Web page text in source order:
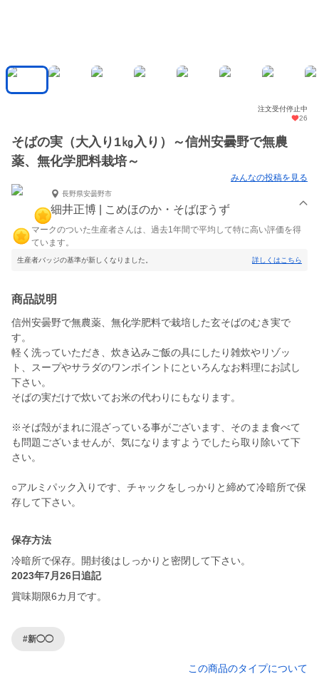
注文受付停止中
26
そばの実（大入り1㎏入り）～信州安曇野で無農
薬、無化学肥料栽培～
みんなの投稿を見る
長野県安曇野市
細井正博 | こめほのか・そばぼうず
マークのついた生産者さんは、過去1年間で平均して特に高い評価を得
ています。
生産者バッジの基準が新しくなりました。 詳しくはこちら
商品説明
信州安曇野で無農薬、無化学肥料で栽培した玄そばのむき実で
す。
軽く洗っていただき、炊き込みご飯の具にしたり雑炊やリゾッ
ト、スープやサラダのワンポイントにといろんなお料理にお試し
下さい。
そばの実だけで炊いてお米の代わりにもなります。
※そば殻がまれに混ざっている事がございます、そのまま食べて
も問題ございませんが、気になりますようでしたら取り除いて下
さい。
○アルミパック入りです、チャックをしっかりと締めて冷暗所で保
存して下さい。
保存方法
冷暗所で保存。開封後はしっかりと密閉して下さい。
2023年7月26日追記
賞味期限6カ月です。
#新◯◯
この商品のタイプについて